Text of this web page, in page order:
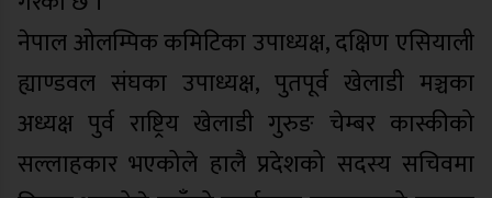
नेपाल ओलम्पिक कमिटिका उपाध्यक्ष, दक्षिण एसियाली
ह्याण्डवल संघका उपाध्यक्ष, पुतपूर्व खेलाडी मञ्चका
अध्यक्ष पुर्व राष्ट्रिय खेलाडी गुरुङ चेम्बर कास्कीको
सल्लाहकार भएकोले हालै प्रदेशको सदस्य सचिवमा